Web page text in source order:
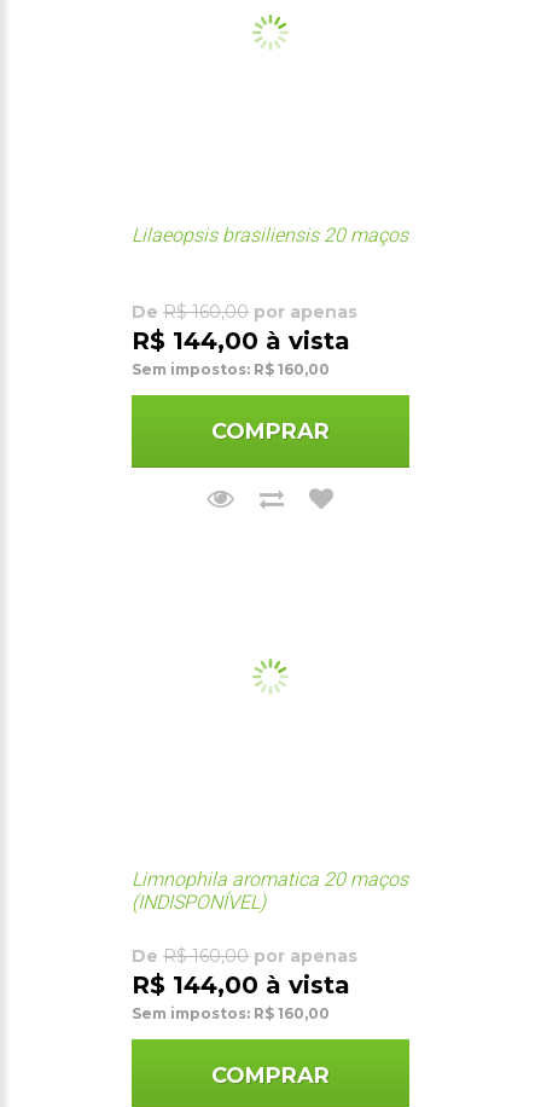
Lilaeopsis brasiliensis 20 maços
De R$ 160,00 por apenas
R$ 144,00 à vista
Sem impostos: R$ 160,00
COMPRAR
Limnophila aromatica 20 maços
(INDISPONÍVEL)
De R$ 160,00 por apenas
R$ 144,00 à vista
Sem impostos: R$ 160,00
COMPRAR